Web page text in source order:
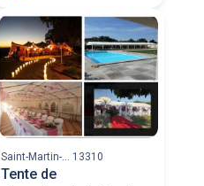
Saint-Martin-... 13310
Tente de